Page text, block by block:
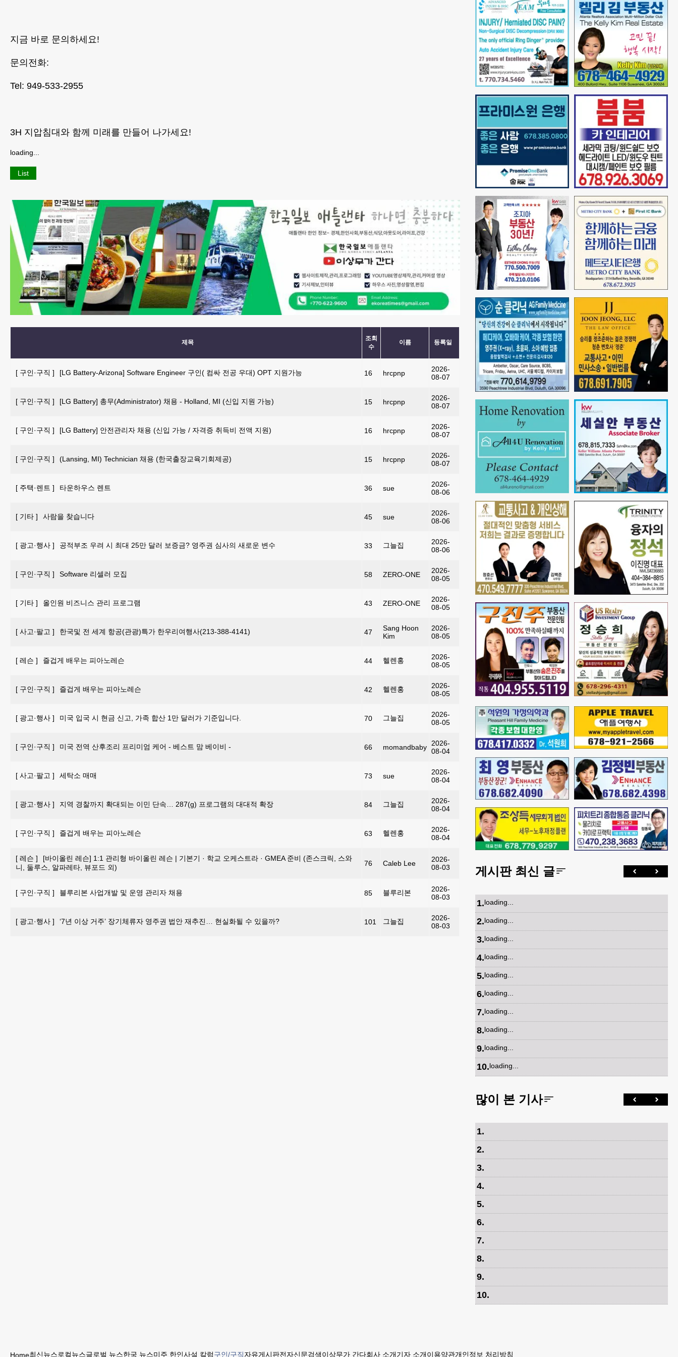
지금 바로 문의하세요!
문의전화:
Tel: 949-533-2955
3H 지압침대와 함께 미래를 만들어 나가세요!
loading...
List
제목
조회
수
이름 등록일
[ 구인·구직 ] [LG Battery-Arizona] Software Engineer 구인( 컴싸 전공 우대) OPT 지원가능 16 hrcpnp
2026-
08-07
[ 구인·구직 ] [LG Battery] 총무(Administrator) 채용 - Holland, MI (신입 지원 가능) 15 hrcpnp
2026-
08-07
[ 구인·구직 ] [LG Battery] 안전관리자 채용 (신입 가능 / 자격증 취득비 전액 지원) 16 hrcpnp
2026-
08-07
[ 구인·구직 ] (Lansing, MI) Technician 채용 (한국출장교육기회제공) 15 hrcpnp
2026-
08-07
[ 주택·렌트 ] 타운하우스 렌트 36 sue
2026-
08-06
[ 기타 ] 사람을 찾습니다 45 sue
2026-
08-06
[ 광고·행사 ] 공적부조 우려 시 최대 25만 달러 보증금? 영주권 심사의 새로운 변수 33 그늘집
2026-
08-06
[ 구인·구직 ] Software 리셀러 모집 58 ZERO-ONE
2026-
08-05
[ 기타 ] 올인원 비즈니스 관리 프로그램 43 ZERO-ONE
2026-
08-05
[ 사고·팔고 ] 한국및 전 세계 항공(관광)특가 한우리여행사(213-388-4141) 47
Sang Hoon
Kim
2026-
08-05
[ 레슨 ] 즐겁게 배우는 피아노레슨 44 헬렌홍
2026-
08-05
[ 구인·구직 ] 즐겁게 배우는 피아노레슨 42 헬렌홍
2026-
08-05
[ 광고·행사 ] 미국 입국 시 현금 신고, 가족 합산 1만 달러가 기준입니다. 70 그늘집
2026-
08-05
[ 구인·구직 ] 미국 전역 산후조리 프리미엄 케어 - 베스트 맘 베이비 - 66 momandbaby
2026-
08-04
[ 사고·팔고 ] 세탁소 매매 73 sue
2026-
08-04
[ 광고·행사 ] 지역 경찰까지 확대되는 이민 단속… 287(g) 프로그램의 대대적 확장 84 그늘집
2026-
08-04
[ 구인·구직 ] 즐겁게 배우는 피아노레슨 63 헬렌홍
2026-
08-04
[ 레슨 ]
[바이올린 레슨] 1:1 관리형 바이올린 레슨 | 기본기 · 학교 오케스트라 · GMEA 준비 (존스크릭, 스와
니, 둘루스, 알파레타, 뷰포드 외)
76 Caleb Lee
2026-
08-03
[ 구인·구직 ] 블루리본 사업개발 및 운영 관리자 채용 85 블루리본
2026-
08-03
[ 광고·행사 ] ‘7년 이상 거주’ 장기체류자 영주권 법안 재추진… 현실화될 수 있을까? 101 그늘집
2026-
08-03
게시판 최신 글
1.loading...
2.loading...
3.loading...
4.loading...
5.loading...
6.loading...
7.loading...
8.loading...
9.loading...
10.loading...
많이 본 기사
1.
2.
3.
4.
5.
6.
7.
8.
9.
10.
Home최신뉴스로컬뉴스글로벌 뉴스한국 뉴스미주 한인사설 칼럼구인/구직자유게시판전자신문검색이상무가 간다회사 소개기자 소개이용약관개인정보 처리방침